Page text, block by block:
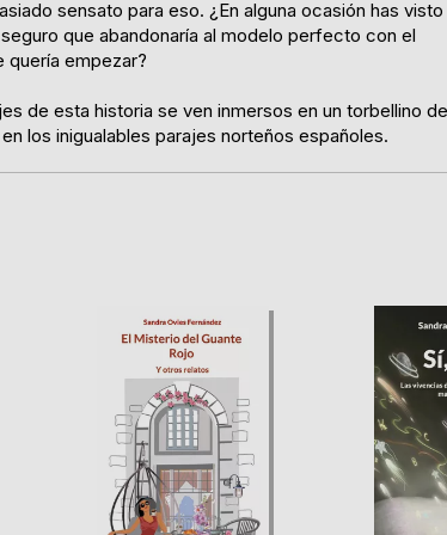
sensato para eso. ¿En alguna ocasión has visto
que abandonaría al modelo perfecto con el
quería empezar?
de esta historia se ven inmersos en un torbellino de
los inigualables parajes norteños españoles.